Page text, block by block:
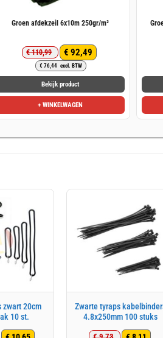
Groen afdekzeil 6x10m 250gr/m²
€110,99
Oorspronkelijke
prijs
was:
€ 110,99.
€ 92,49
Huidige
prijs
is:
€ 92,49.
€ 76,44 excl. BTW
Bekijk product
+ WINKELWAGEN
zwart 20cm
10 st.
Zwarte tyraps
4.8x250mm 100 stuks